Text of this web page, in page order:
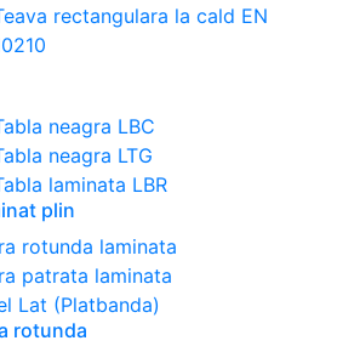
rectangulara la cald EN
neagra LBC
neagra LTG
laminata LBR
plin
rotunda laminata
patrata laminata
Lat (Platbanda)
rotunda